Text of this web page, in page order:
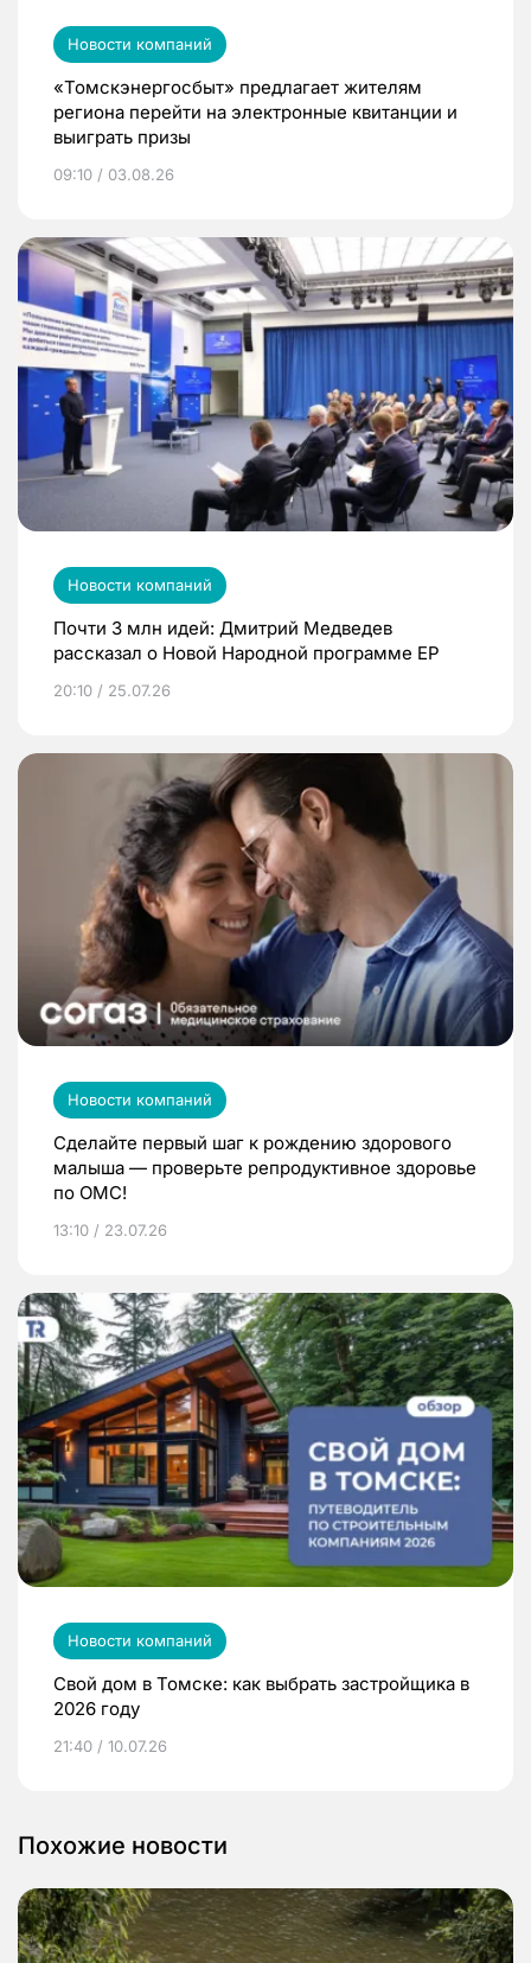
Новости компаний
«Томскэнергосбыт» предлагает жителям
региона перейти на электронные квитанции и
выиграть призы
09:10 / 03.08.26
Новости компаний
Почти 3 млн идей: Дмитрий Медведев
рассказал о Новой Народной программе ЕР
20:10 / 25.07.26
Новости компаний
Сделайте первый шаг к рождению здорового
малыша — проверьте репродуктивное здоровье
по ОМС!
13:10 / 23.07.26
Новости компаний
Свой дом в Томске: как выбрать застройщика в
2026 году
21:40 / 10.07.26
Похожие новости